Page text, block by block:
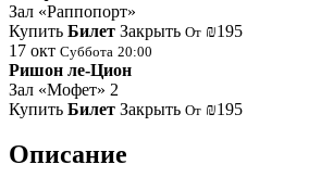
Зал «Раппопорт»
Купить Билет Закрыть От ₪195
17 окт Суббота 20:00
Ришон ле-Цион
Зал «Мофет» 2
Купить Билет Закрыть От ₪195
Описание